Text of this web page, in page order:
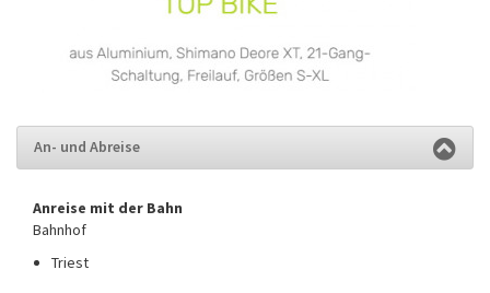
An- und Abreise
Anreise mit der Bahn
Bahnhof
Triest